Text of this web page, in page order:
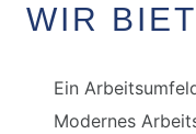
WIR
Ein
Modernes